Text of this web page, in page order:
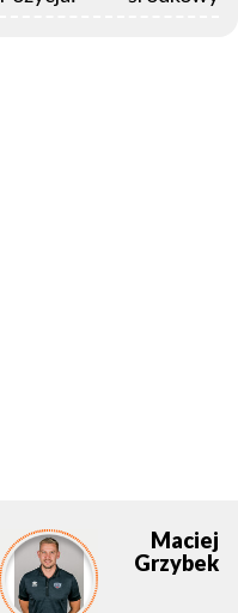
Maciej
Grzybek